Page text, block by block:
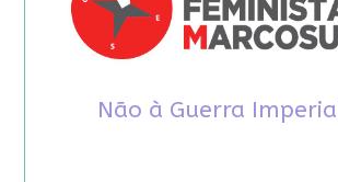
Não à Guerra